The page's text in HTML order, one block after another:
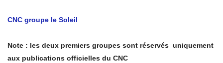
CNC groupe le Soleil
Note : les deux premiers groupes sont réservés uniquement
aux publications officielles du CNC